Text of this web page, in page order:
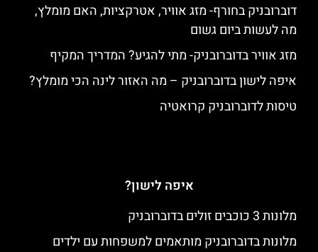
דוברובניק בחורף- מזג אוויר, אטרקציות, האם מומלץ,
מה לעשות ביום גשום
מזג אוויר בדוברובניק- מתי להגיע? המדריך המקיף
איפה לישון בדוברובניק – מה האזור לינה הכי מומלץ?
טיסות לדוברובניק קרואטיה
איפה לישון?
מלונות 3 כוכבים זולים בדוברובניק
מלונות בדוברובניק מותאמים למשפחות עם ילדים